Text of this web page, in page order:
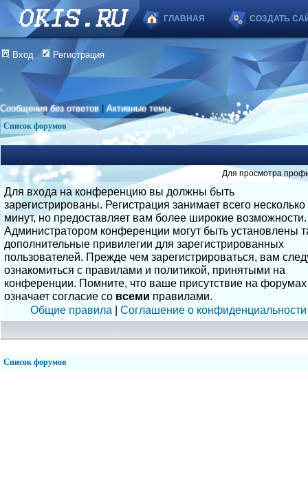
ГЛАВНАЯ СОЗДАТЬ
Вход Регистрация
Сообщения без ответов |Активные темы
Список форумов
Для просмотра
Для входа на конференцию вы должны быть
зарегистрированы. Регистрация занимает всего несколько
минут, но предоставляет вам более широкие возможности.
Администратором конференции могут быть установлены
дополнительные привилегии для зарегистрированных
пользователей. Прежде чем зарегистрироваться, вам
ознакомиться с правилами и политикой, принятыми на
конференции. Помните, что ваше присутствие на форумах
означает согласие со всеми правилами.
Общие правила | Соглашение о конфиденциальности
Список форумов